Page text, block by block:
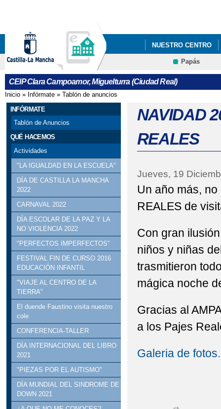
NUESTRO CENTRO
PROYECTO
Papás
CEIP Clara Campoamor, Miguelturra (Ciudad Real)
Se encuentra usted aquí
Inicio » Infórmate » Tablón de anuncios
INFÓRMATE
Tablón de Anuncios
QUÉ HACEMOS
Actividades
"LA IGUALDAD EN LA ESCUELA"
DÍA DE CASTILLA LA MANCHA
2022
CARNAVAL 2022
DÍA ESCOLAR DE LA PAZ Y LA
NO VIOLENCIA 2022
"PERFECTOS IMPERFECTOS"
FESTIVAL FIN DE CURSO 2016
EDUCACIÓN INFANTIL
"VIAJE AL CENTRO DE LA
TIERRA"
El duende Faustino visita nuestro
cole
CONFERENCIA-TALLER
DÍA INTERNACIONAL DEL LIBRO
2021
"PIEZAS POR EL AUTISMO"
DÍA MUNDIAL DEL SINDROME DE
DOWN 2021
NAVIDAD
REALES
Jueves, 19
Un año más,
REALES de
Con gran
niños y niñas
trasmitieron
mágica noche
Gracias al
a los Pajes
Galeria de fotos.